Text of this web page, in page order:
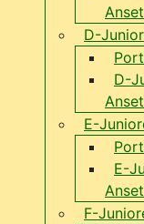
D-
D-
E-
E-
F-